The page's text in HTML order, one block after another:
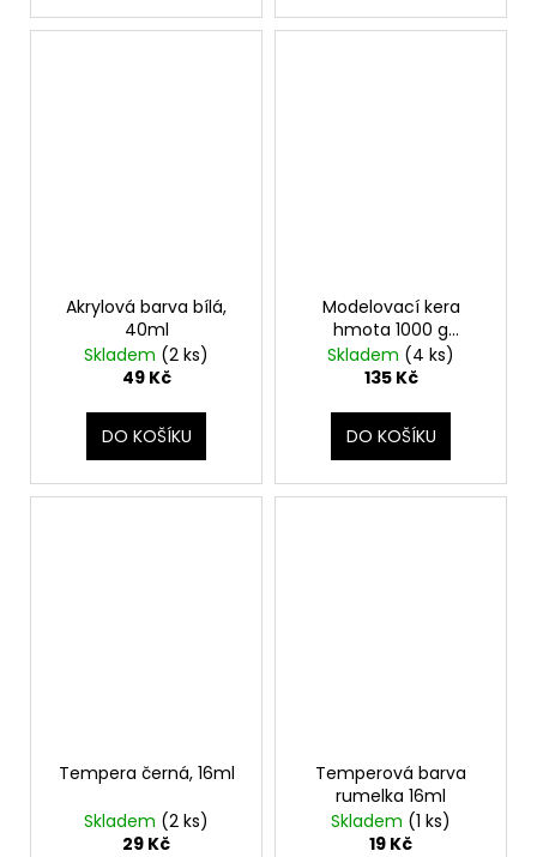
Akrylová barva bílá,
40ml
Skladem (2 ks)
49 Kč
DO KOŠÍKU
Modelovací kera
hmota 1000 g
terracotta
Skladem (4 ks)
135 Kč
DO KOŠÍKU
Tempera černá, 16ml
Skladem (2 ks)
29 Kč
Temperová barva
rumelka 16ml
Skladem (1 ks)
19 Kč